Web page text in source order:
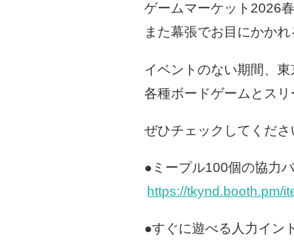
ゲームマーケット2026
また幕張でお目にかか
イベントのない期間、
各種ボードゲームとスリ
ぜひチェックしてくださ
●ミープル100個の協力
https://tkynd.booth.pm/
●すぐに遊べる人力イン